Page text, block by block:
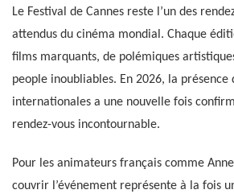
Le Festival de Cannes reste l’un des
attendus du cinéma mondial. Chaque
films marquants, de polémiques
people inoubliables. En 2026, la présence
internationales a une nouvelle fois
rendez-vous incontournable.
Pour les animateurs français comme
couvrir l’événement représente à la fois